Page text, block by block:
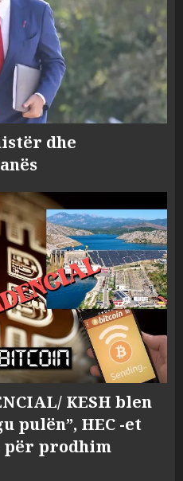
dhe
KESH blen
pulën”, HEC -et
prodhim